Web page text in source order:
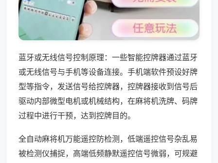
蓝牙或无线信号控制原理：一些智能控牌器通过蓝牙
或无线信号与手机等设备连接。手机端软件预设好牌
型等指令，发送信号给控牌器，控牌器接收到信号后
驱动内部微型电机或机械结构，在麻将机洗牌、码牌
过程中进行干预，达到控牌目的。
全自动麻将机万能遥控防检测，低端遥控信号杂乱易
被检测仪捕捉，高端低频静默遥控信号微弱，可规避